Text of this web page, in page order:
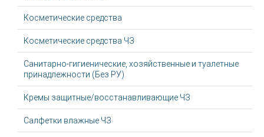
Косметические средства
Косметические средства ЧЗ
Санитарно-гигиенические, хозяйственные и туалетные
принадлежности (Без РУ)
Кремы защитные/восстанавливающие ЧЗ
Салфетки влажные ЧЗ